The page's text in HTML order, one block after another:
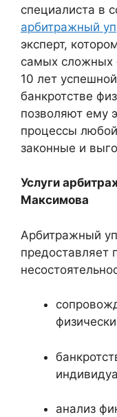
специалиста в
арбитражный
эксперт,
самых сложных
10 лет
банкротстве
позволяют ему
процессы
законные и
Услуги
Максимова
Арбитражный
предоставляет
анализ